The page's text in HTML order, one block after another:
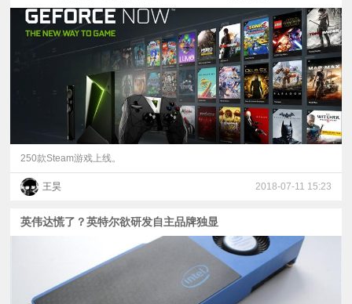
普
验
250款Steam游戏上线。
王昊 2018-07-11 15:23
英伟达慌了？英特尔欲研发自主品牌独显